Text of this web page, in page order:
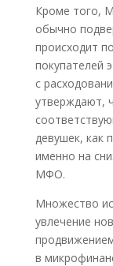
Кроме того,
обычно
происходит
покупателей
с
утверждают,
девушек, как
именно на
МФО.
Множество
увлечение
в